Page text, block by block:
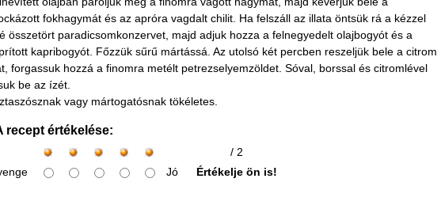
fokhagymát és az apróra vagdalt chilit. Ha felszáll az illata öntsük rá a kézzel
összetört paradicsomkonzervet, majd adjuk hozza a felnegyedelt olajbogyót és a
kapribogyót. Főzzük sűrű mártássá. Az utolsó két percben reszeljük bele a citrom
forgassuk hozzá a finomra metélt petrezselyemzöldet. Sóval, borssal és citromlével
be az ízét.
vagy mártogatósnak tökéletes.
recept értékelése:
/ 2
Jó Értékelje ön is!